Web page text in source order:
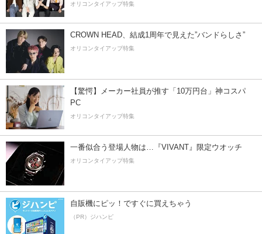
オリコンタイアップ特集
CROWN HEAD、結成1周年で見えた”バンドらしさ”
オリコンタイアップ特集
【驚愕】メーカー社員が推す「10万円台」神コスパ
PC
オリコンタイアップ特集
一番似合う登場人物は…『VIVANT』限定ウオッチ
オリコンタイアップ特集
自販機にピッ！ですぐに買えちゃう
（PR）ジハンピ